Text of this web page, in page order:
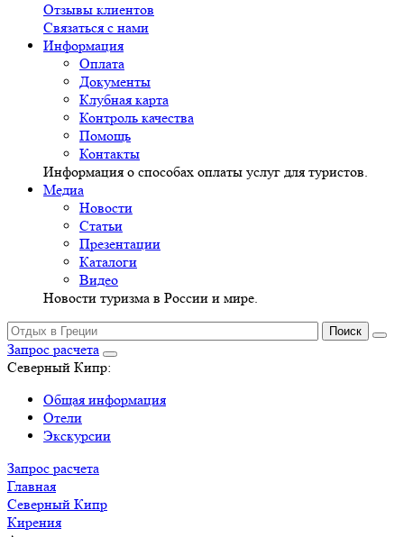
Отзывы клиентов
Связаться с нами
Информация
Оплата
Документы
Клубная карта
Контроль качества
Помощь
Контакты
Информация о способах оплаты услуг для туристов.
Медиа
Новости
Статьи
Презентации
Каталоги
Видео
Новости туризма в России и мире.
Запрос расчета
Северный Кипр:
Общая информация
Отели
Экскурсии
Запрос расчета
Главная
Северный Кипр
Кирения